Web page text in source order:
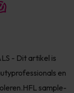
- Dit artikel is
en
sample-